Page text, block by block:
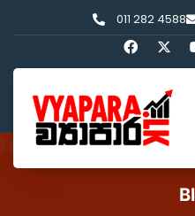
011 282 4588